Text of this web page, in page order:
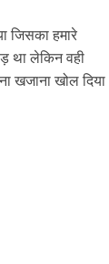
जिसका हमारे
था लेकिन वही
खजाना खोल दिया